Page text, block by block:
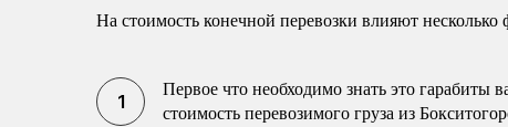
На стоимость конечной перевозки влияют несколько
Первое что необходимо знать это гарабиты
стоимость перевозимого груза из